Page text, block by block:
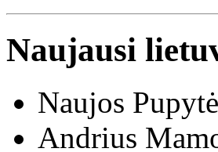
Naujausi
Naujos
Andrius